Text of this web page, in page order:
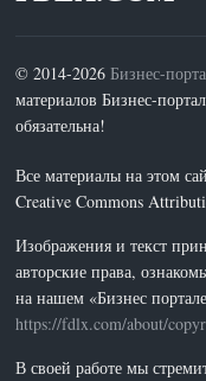
© 2014-2026Бизнес-
материалов Бизнес-
обязательна!
Все материалы на этом
Creative Commons
Изображения и текст
авторские права,
на нашем «Бизнес
https://fdlx.com/about/
В своей работе мы